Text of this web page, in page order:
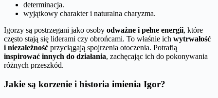
determinacja.
wyjątkowy charakter i naturalna charyzma.
Igorzy są postrzegani jako osoby odważne i pełne energii, które
często stają się liderami czy obrońcami. To właśnie ich wytrwałość
i niezależność przyciągają spojrzenia otoczenia. Potrafią
inspirować innych do działania, zachęcając ich do pokonywania
różnych przeszkód.
Jakie są korzenie i historia imienia Igor?